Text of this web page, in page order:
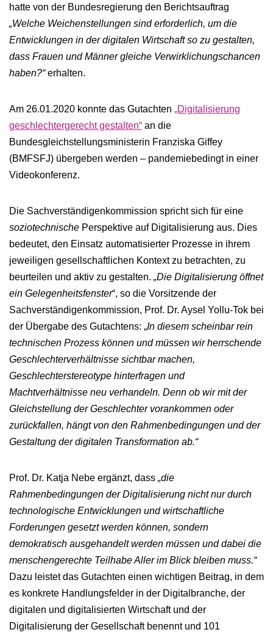
hatte von der Bundesregierung den Berichtsauftrag
„Welche Weichenstellungen sind erforderlich, um die
Entwicklungen in der digitalen Wirtschaft so zu gestalten,
dass Frauen und Männer gleiche Verwirklichungschancen
haben?“erhalten.
Am 26.01.2020 konnte das Gutachten „Digitalisierung
geschlechtergerecht gestalten“ an die
Bundesgleichstellungsministerin Franziska Giffey
(BMFSFJ) übergeben werden – pandemiebedingt in einer
Videokonferenz.
Die Sachverständigenkommission spricht sich für eine
soziotechnische Perspektive auf Digitalisierung aus. Dies
bedeutet, den Einsatz automatisierter Prozesse in ihrem
jeweiligen gesellschaftlichen Kontext zu betrachten, zu
beurteilen und aktiv zu gestalten. „Die Digitalisierung öffnet
ein Gelegenheitsfenster“, so die Vorsitzende der
Sachverständigenkommission, Prof. Dr. Aysel Yollu-Tok bei
der Übergabe des Gutachtens: „In diesem scheinbar rein
technischen Prozess können und müssen wir herrschende
Geschlechterverhältnisse sichtbar machen,
Geschlechterstereotype hinterfragen und
Machtverhältnisse neu verhandeln. Denn ob wir mit der
Gleichstellung der Geschlechter vorankommen oder
zurückfallen, hängt von den Rahmenbedingungen und der
Gestaltung der digitalen Transformation ab.“
Prof. Dr. Katja Nebe ergänzt, dass „die
Rahmenbedingungen der Digitalisierung nicht nur durch
technologische Entwicklungen und wirtschaftliche
Forderungen gesetzt werden können, sondern
demokratisch ausgehandelt werden müssen und dabei die
menschengerechte Teilhabe Aller im Blick bleiben muss.“
Dazu leistet das Gutachten einen wichtigen Beitrag, in dem
es konkrete Handlungsfelder in der Digitalbranche, der
digitalen und digitalisierten Wirtschaft und der
Digitalisierung der Gesellschaft benennt und 101